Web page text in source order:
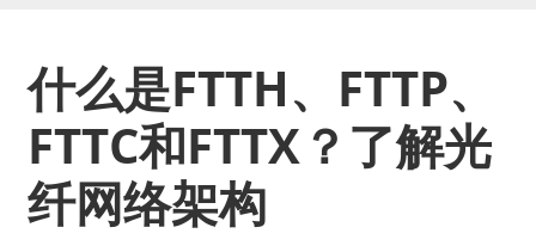
什么是FTTH、FTTP、
FTTC和FTTX？了解光
纤网络架构